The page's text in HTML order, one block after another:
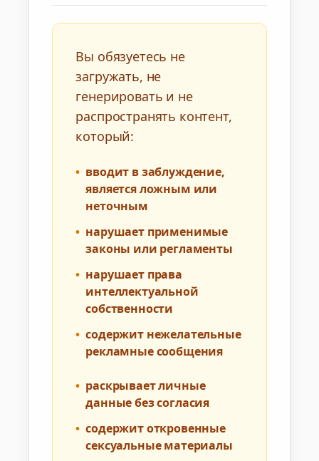
Вы обязуетесь не
загружать, не
генерировать и не
распространять контент,
который:
• вводит в заблуждение,
является ложным или
неточным
• нарушает применимые
законы или регламенты
• нарушает права
интеллектуальной
собственности
• содержит нежелательные
рекламные сообщения
• раскрывает личные
данные без согласия
• содержит откровенные
сексуальные материалы